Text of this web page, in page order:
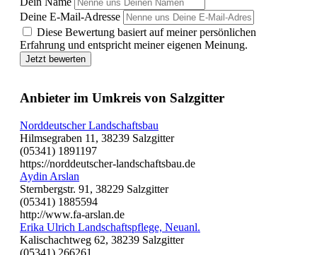
Deine E-Mail-Adresse
Diese Bewertung basiert auf meiner persönlichen
Erfahrung und entspricht meiner eigenen Meinung.
Jetzt bewerten
Anbieter im Umkreis von Salzgitter
Norddeutscher Landschaftsbau
Hilmsegraben 11, 38239 Salzgitter
(05341) 1891197
https://norddeutscher-landschaftsbau.de
Aydin Arslan
Sternbergstr. 91, 38229 Salzgitter
(05341) 1885594
http://www.fa-arslan.de
Erika Ulrich Landschaftspflege, Neuanl.
Kalischachtweg 62, 38239 Salzgitter
(05341) 266261